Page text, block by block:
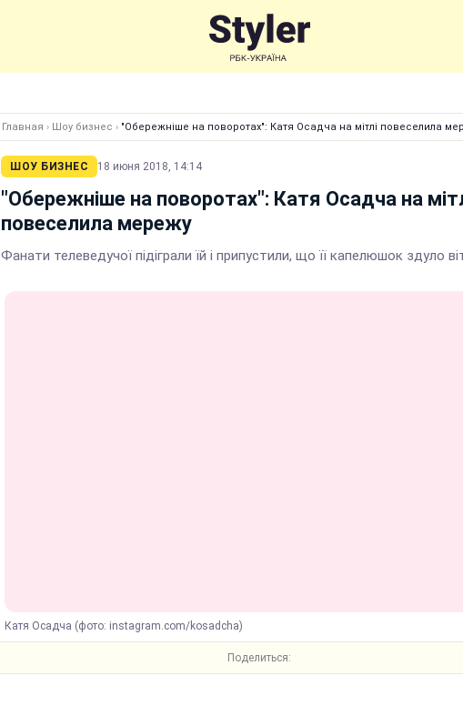
Главная › Шоу бизнес › "Обережніше на поворотах": Катя Осадча на мітлі повеселила
ШОУ БИЗНЕС 18 июня 2018, 14:14
"Обережніше на поворотах": Катя Осадча на
повеселила мережу
Фанати телеведучої підіграли їй і припустили, що її капелюшок здуло
Катя Осадча (фото: instagram.com/kosadcha)
Поделиться: